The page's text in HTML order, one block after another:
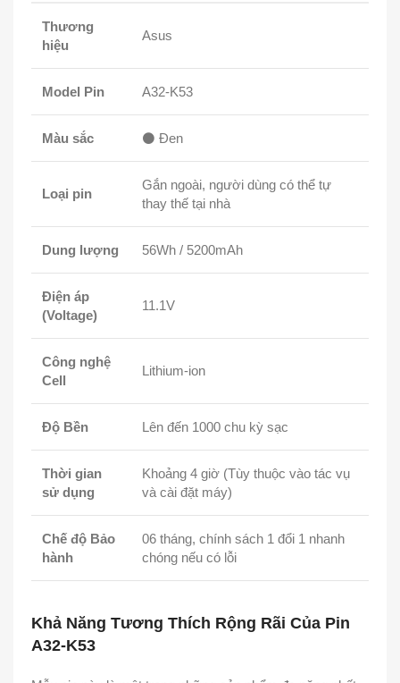
Thương
hiệu
Asus
Model Pin A32-K53
Màu sắc ⚫ Đen
Loại pin
Gắn ngoài, người dùng có thể tự
thay thế tại nhà
Dung lượng 56Wh / 5200mAh
Điện áp
(Voltage)
11.1V
Công nghệ
Cell
Lithium-ion
Độ Bền Lên đến 1000 chu kỳ sạc
Thời gian
sử dụng
Khoảng 4 giờ (Tùy thuộc vào tác vụ
và cài đặt máy)
Chế độ Bảo
hành
06 tháng, chính sách 1 đổi 1 nhanh
chóng nếu có lỗi
Khả Năng Tương Thích Rộng Rãi Của Pin
A32-K53